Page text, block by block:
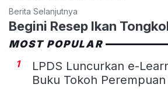
Berita Selanjutnya
Begini Resep Ikan
MOST POPULAR
1
LPDS Luncurkan e-
Buku Tokoh